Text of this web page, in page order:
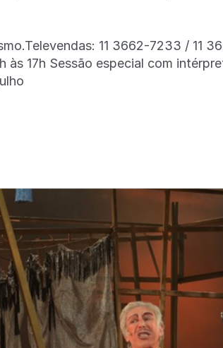
11 3662-7233 / 11
às 17h Sessão especial com